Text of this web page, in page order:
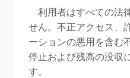
利用者はすべての法
せん。不正アクセス、
ーションの悪用を含む
停止および残高の没収
す。